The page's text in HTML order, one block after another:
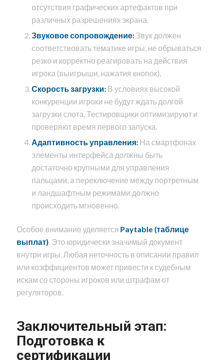
отсутствия графических артефактов при
различных разрешениях экрана.
Звуковое сопровождение:Звук должен
соответствовать тематике игры, не обрываться
резко и корректно реагировать на действия
игрока (выигрыши, нажатия кнопок).
Скорость загрузки:В условиях высокой
конкуренции игроки не будут ждать долгой
загрузки слота. Тестировщики оптимизируют и
проверяют время первого запуска.
Адаптивность управления:На смартфонах
элементы интерфейса должны быть
достаточно крупными для управления
пальцами, а переключение между портретным
и ландшафтным режимами должно
происходить мгновенно.
Особое внимание уделяется Paytable (таблице
выплат). Это юридически значимый документ
внутри игры. Любая неточность в описании правил
или коэффициентов может привести к судебным
искам со стороны игроков или штрафам от
регуляторов.
Заключительный этап:
Подготовка к
сертификации